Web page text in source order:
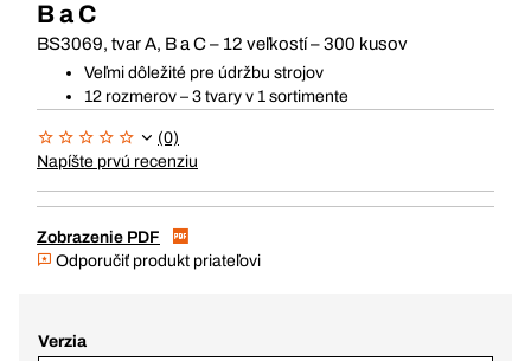
B a C
BS3069, tvar A, B a C – 12 veľkostí – 300 kusov
Veľmi dôležité pre údržbu strojov
12 rozmerov – 3 tvary v 1 sortimente
(0)
Napíšte prvú recenziu
Zobrazenie PDF
Odporučiť produkt priateľovi
Verzia